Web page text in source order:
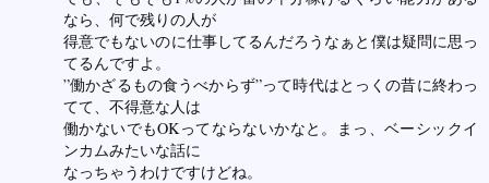
なら、何で残りの人が
得意でもないのに仕事してるんだろうなぁと僕は疑問に思っ
てるんですよ。
”働かざるもの食うべからず”って時代はとっくの昔に終わっ
てて、不得意な人は
働かないでもOKってならないかなと。まっ、ベーシックイ
ンカムみたいな話に
なっちゃうわけですけどね。